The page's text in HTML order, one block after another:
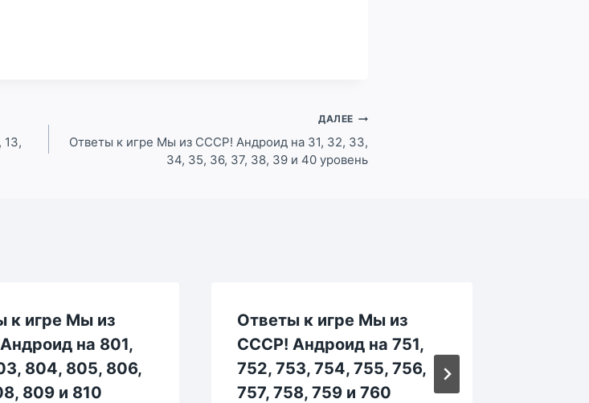
13,
ДАЛЕЕ
Ответы к игре Мы из СССР! Андроид на 31, 32, 33,
34, 35, 36, 37, 38, 39 и 40 уровень
к игре Мы из
на 801,
804, 805, 806,
809 и 810
Ответы к игре Мы из
СССР! Андроид на 751,
752, 753, 754, 755, 756,
757, 758, 759 и 760